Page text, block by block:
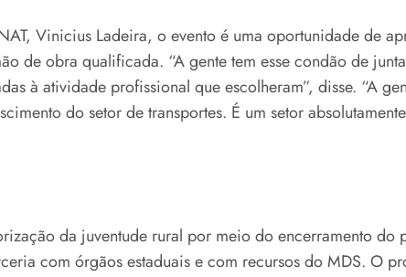
Vinicius Ladeira, o evento é uma oportunidade de
de obra qualificada. “A gente tem esse condão de
à atividade profissional que escolheram”, disse. “A
do setor de transportes. É um setor
da juventude rural por meio do encerramento do
com órgãos estaduais e com recursos do MDS. O